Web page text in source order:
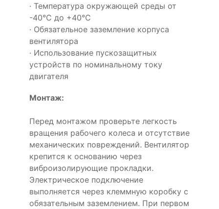
· Температура окружающей среды от
-40°С до +40°С
· Обязательное заземление корпуса
вентилятора
· Использование пускозащитных
устройств по номинальному току
двигателя
Монтаж:
Перед монтажом проверьте легкость
вращения рабочего колеса и отсутствие
механических повреждений. Вентилятор
крепится к основанию через
виброизолирующие прокладки.
Электрическое подключение
выполняется через клеммную коробку с
обязательным заземлением. При первом